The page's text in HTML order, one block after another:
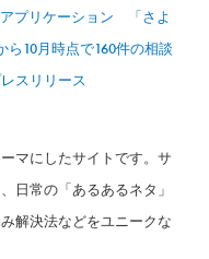
プリケーション 「さよ
ら10月時点で160件の相談
スリリース
マにしたサイトです。サ
日常の「あるあるネタ」
解決法などをユニークな